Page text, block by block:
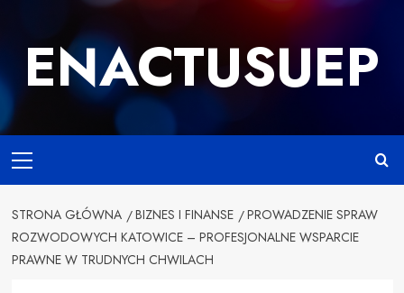
treściENACTUSUEP
Menu
STRONA GŁÓWNA BIZNES I FINANSE
PROWADZENIE SPRAW
ROZWODOWYCH KATOWICE – PROFESJONALNE WSPARCIE
PRAWNE W TRUDNYCH CHWILACH